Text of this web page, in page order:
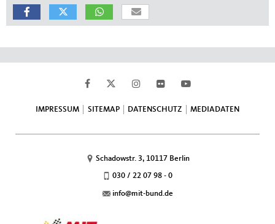
IMPRESSUM SITEMAP DATENSCHUTZ MEDIADATEN
Schadowstr. 3, 10117 Berlin
030 / 22 07 98 - 0
info@mit-bund.de